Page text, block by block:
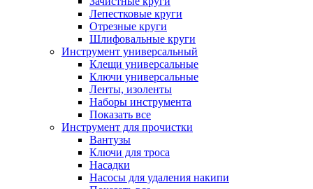
Лепестковые круги
Отрезные круги
Шлифовальные круги
Инструмент универсальный
Клещи универсальные
Ключи универсальные
Ленты, изоленты
Наборы инструмента
Показать все
Инструмент для прочистки
Вантузы
Ключи для троса
Насадки
Насосы для удаления накипи